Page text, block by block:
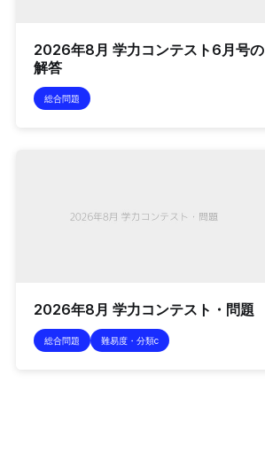
2026年8月 学力コンテスト6月号の
解答
総合問題
2026年8月 学力コンテスト・問題
総合問題 難易度・分類c